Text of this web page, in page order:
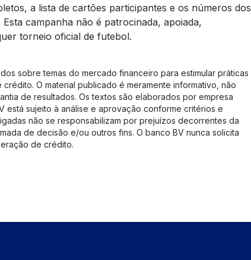
a lista de cartões participantes e os números dos
campanha não é patrocinada, apoiada,
torneio oficial de futebol.
sobre temas do mercado financeiro para estimular práticas
O material publicado é meramente informativo, não
de resultados. Os textos são elaborados por empresa
sujeito à análise e aprovação conforme critérios e
não se responsabilizam por prejuízos decorrentes da
de decisão e/ou outros fins. O banco BV nunca solicita
de crédito.